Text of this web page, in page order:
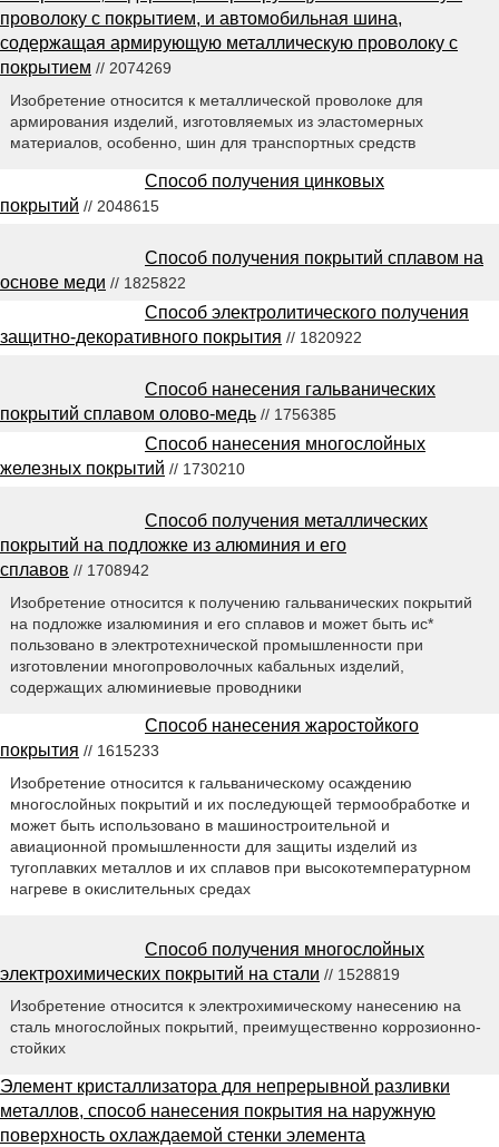
проволоку с покрытием, и автомобильная шина,
содержащая армирующую металлическую проволоку с
покрытием // 2074269
Изобретение относится к металлической проволоке для
армирования изделий, изготовляемых из эластомерных
материалов, особенно, шин для транспортных средств
Способ получения цинковых
покрытий // 2048615
Способ получения покрытий сплавом на
основе меди // 1825822
Способ электролитического получения
защитно-декоративного покрытия // 1820922
Способ нанесения гальванических
покрытий сплавом олово-медь // 1756385
Способ нанесения многослойных
железных покрытий // 1730210
Способ получения металлических
покрытий на подложке из алюминия и его
сплавов // 1708942
Изобретение относится к получению гальванических покрытий
на подложке изалюминия и его сплавов и может быть ис*
пользовано в электротехнической промышленности при
изготовлении многопроволочных кабальных изделий,
содержащих алюминиевые проводники
Способ нанесения жаростойкого
покрытия // 1615233
Изобретение относится к гальваническому осаждению
многослойных покрытий и их последующей термообработке и
может быть использовано в машиностроительной и
авиационной промышленности для защиты изделий из
тугоплавких металлов и их сплавов при высокотемпературном
нагреве в окислительных средах
Способ получения многослойных
электрохимических покрытий на стали // 1528819
Изобретение относится к электрохимическому нанесению на
сталь многослойных покрытий, преимущественно коррозионно-
стойких
Элемент кристаллизатора для непрерывной разливки
металлов, способ нанесения покрытия на наружную
поверхность охлаждаемой стенки элемента